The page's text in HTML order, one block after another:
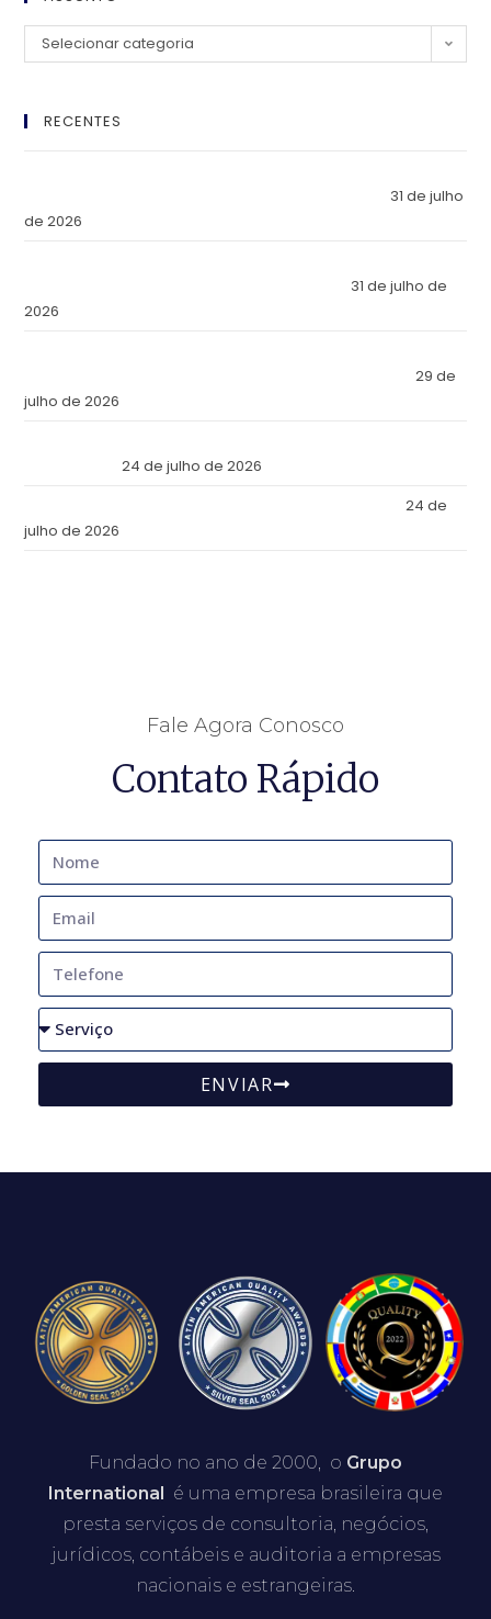
Selecionar categoria
RECENTES
31 de julho
de 2026
31 de julho de
2026
29 de
julho de 2026
24 de julho de 2026
24 de
julho de 2026
Fale Agora Conosco
Contato Rápido
ENVIAR
Fundado no ano de 2000, o Grupo
International é uma empresa brasileira que
presta serviços de consultoria, negócios,
jurídicos, contábeis e auditoria a empresas
nacionais e estrangeiras.